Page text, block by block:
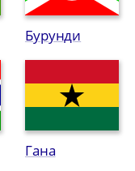
Бурунди
Гана